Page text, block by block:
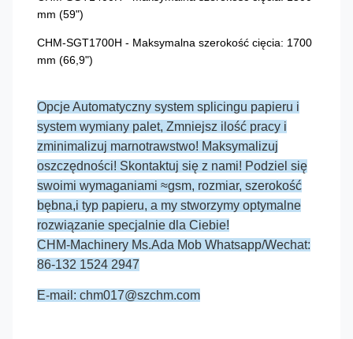
mm (59")
CHM-SGT1700H - Maksymalna szerokość cięcia: 1700
mm (66,9")
Opcje Automatyczny system splicingu papieru i
system wymiany palet, Zmniejsz ilość pracy i
zminimalizuj marnotrawstwo! Maksymalizuj
oszczędności! Skontaktuj się z nami! Podziel się
swoimi wymaganiami ≈gsm, rozmiar, szerokość
bębna,i typ papieru, a my stworzymy optymalne
rozwiązanie specjalnie dla Ciebie!
CHM-Machinery Ms.Ada Mob Whatsapp/Wechat:
86-132 1524 2947
E-mail: chm017@szchm.com